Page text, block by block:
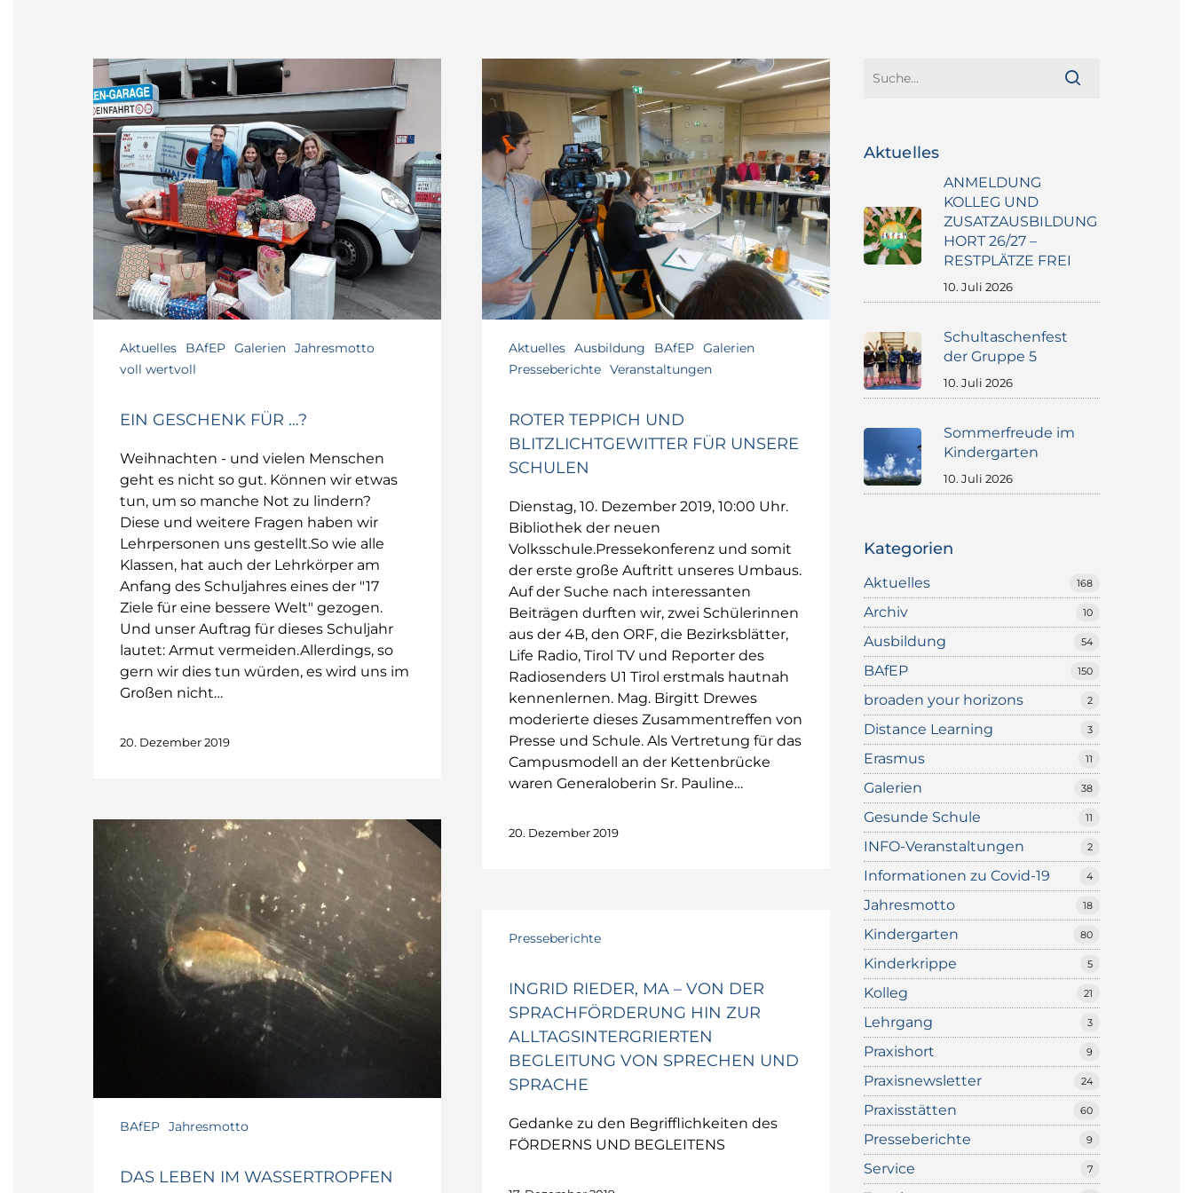
Aktuelles BAfEP Galerien Jahresmotto
voll wertvoll
EIN GESCHENK FÜR …?
Weihnachten - und vielen Menschen
geht es nicht so gut. Können wir etwas
tun, um so manche Not zu lindern?
Diese und weitere Fragen haben wir
Lehrpersonen uns gestellt.So wie alle
Klassen, hat auch der Lehrkörper am
Anfang des Schuljahres eines der "17
Ziele für eine bessere Welt" gezogen.
Und unser Auftrag für dieses Schuljahr
lautet: Armut vermeiden.Allerdings, so
gern wir dies tun würden, es wird uns im
Großen nicht…
20. Dezember 2019
Aktuelles Ausbildung BAfEP Galerien
Presseberichte Veranstaltungen
ROTER TEPPICH UND
BLITZLICHTGEWITTER FÜR UNSERE
SCHULEN
Dienstag, 10. Dezember 2019, 10:00 Uhr.
Bibliothek der neuen
Volksschule.Pressekonferenz und somit
der erste große Auftritt unseres Umbaus.
Auf der Suche nach interessanten
Beiträgen durften wir, zwei Schülerinnen
aus der 4B, den ORF, die Bezirksblätter,
Life Radio, Tirol TV und Reporter des
Radiosenders U1 Tirol erstmals hautnah
kennenlernen. Mag. Birgitt Drewes
moderierte dieses Zusammentreffen von
Presse und Schule. Als Vertretung für das
Campusmodell an der Kettenbrücke
waren Generaloberin Sr. Pauline…
20. Dezember 2019
BAfEP Jahresmotto
DAS LEBEN IM WASSERTROPFEN
Rieder,
Sprachförderung
Begleitung
Presseberichte
INGRID RIEDER, MA – VON DER
SPRACHFÖRDERUNG HIN ZUR
ALLTAGSINTERGRIERTEN
BEGLEITUNG VON SPRECHEN UND
SPRACHE
Gedanke zu den Begrifflichkeiten des
FÖRDERNS UND BEGLEITENS
Aktuelles
ANMELDUNG
KOLLEG UND
ZUSATZAUSBILDUNG
HORT 26/27 –
RESTPLÄTZE FREI
10. Juli 2026
Schultaschenfest
der Gruppe 5
10. Juli 2026
Sommerfreude im
Kindergarten
10. Juli 2026
Kategorien
Aktuelles 168
Archiv 10
Ausbildung 54
BAfEP 150
broaden your horizons 2
Distance Learning 3
Erasmus 11
Galerien 38
Gesunde Schule 11
INFO-Veranstaltungen 2
Informationen zu Covid-19 4
Jahresmotto 18
Kindergarten 80
Kinderkrippe 5
Kolleg 21
Lehrgang 3
Praxishort 9
Praxisnewsletter 24
Praxisstätten 60
Presseberichte 9
Service 7